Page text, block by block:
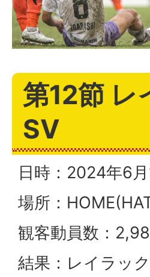
第12節 レ
SV
日時：2024年6
場所：
観客動員数：
結果：レイラッ